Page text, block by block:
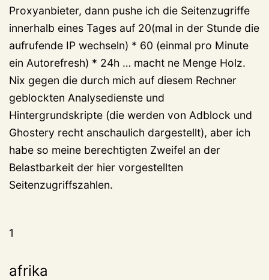
Proxyanbieter, dann pushe ich die Seitenzugriffe
innerhalb eines Tages auf 20(mal in der Stunde die
aufrufende IP wechseln) * 60 (einmal pro Minute
ein Autorefresh) * 24h … macht ne Menge Holz.
Nix gegen die durch mich auf diesem Rechner
geblockten Analysedienste und
Hintergrundskripte (die werden von Adblock und
Ghostery recht anschaulich dargestellt), aber ich
habe so meine berechtigten Zweifel an der
Belastbarkeit der hier vorgestellten
Seitenzugriffszahlen.
1
afrika